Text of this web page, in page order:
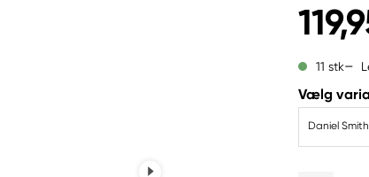
11 stk
Vælg
Daniel